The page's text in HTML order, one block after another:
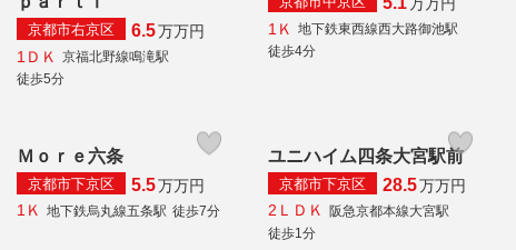
京都市右京区 6.5万万円
1ＤＫ
京福北野線鳴滝駅
徒歩5分
万万円
1Ｋ
地下鉄東西線西大路御池駅
徒歩4分
Ｍｏｒｅ六条
京都市下京区 5.5万万円
1Ｋ 地下鉄烏丸線五条駅 徒歩7分
ユニハイム四条大宮駅前
京都市下京区 28.5万万円
2ＬＤＫ 阪急京都本線大宮駅
徒歩1分